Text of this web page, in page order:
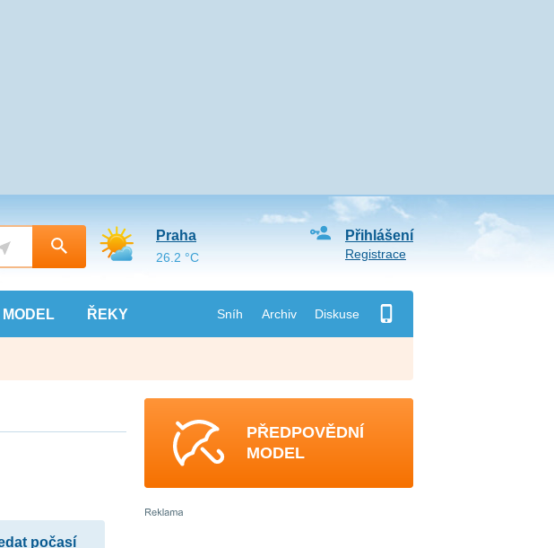
MODEL ŘEKY Sníh Archiv Diskuse
Přihlášení
Registrace
Praha
26.2 °C
PŘEDPOVĚDNÍ
MODEL